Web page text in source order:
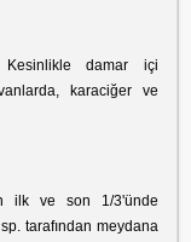
Kesinlikle damar içi
karaciğer ve
ilk ve son 1/3'ünde
tarafından meydana